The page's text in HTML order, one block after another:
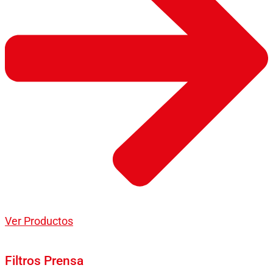
Ver Productos
Filtros Prensa